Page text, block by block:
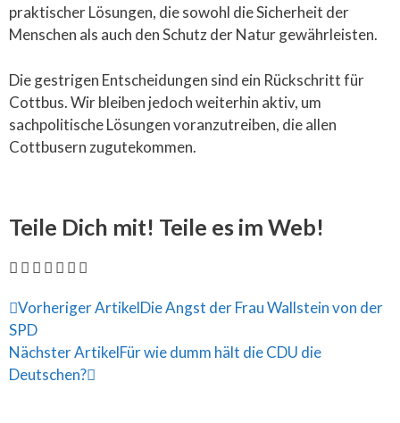
praktischer Lösungen, die sowohl die Sicherheit der
Menschen als auch den Schutz der Natur gewährleisten.
Die gestrigen Entscheidungen sind ein Rückschritt für
Cottbus. Wir bleiben jedoch weiterhin aktiv, um
sachpolitische Lösungen voranzutreiben, die allen
Cottbusern zugutekommen.
Teile Dich mit! Teile es im Web!
Vorheriger ArtikelDie Angst der Frau Wallstein von der
SPD
Nächster ArtikelFür wie dumm hält die CDU die
Deutschen?